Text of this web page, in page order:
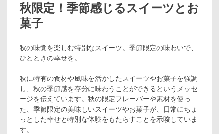
秋限定！季節感じるスイーツとお
菓子
秋の味覚を楽しむ特別なスイーツ。季節限定の味わいで、
ひとときの幸せを。
秋に特有の食材や風味を活かしたスイーツやお菓子を強調
し、秋の季節感を存分に味わうことができるというメッセ
ージを伝えています。秋の限定フレーバーや素材を使っ
た、季節限定の美味しいスイーツやお菓子が、日常にちょ
っとした幸せと特別な体験をもたらすことを示唆していま
す。